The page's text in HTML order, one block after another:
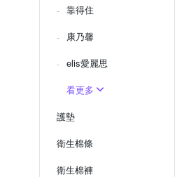
靠得住
康乃馨
elis愛麗思
看更多
護墊
衛生棉條
衛生棉褲